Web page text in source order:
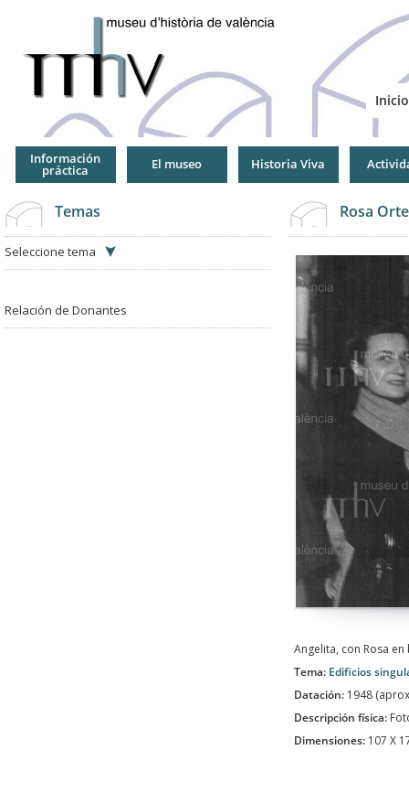
Inicio
Información
práctica El museo Historia Viva
Temas
Seleccione tema
Relación de Donantes
Rosa
Angelita, con Rosa
Tema: Edificios
Datación: 1948
Descripción física:
Dimensiones: 107 X